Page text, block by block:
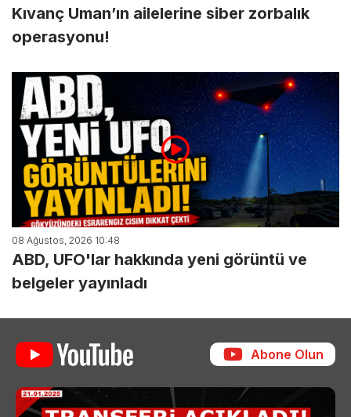
Kıvanç Uman’ın ailelerine siber zorbalık
operasyonu!
08 Ağustos, 2026 10:48
ABD, UFO'lar hakkında yeni görüntü ve
belgeler yayınladı
Abone Olun